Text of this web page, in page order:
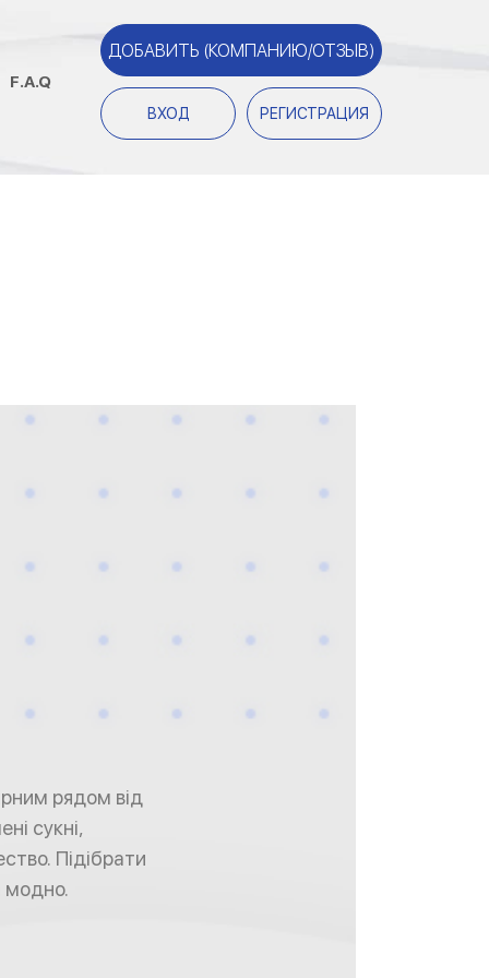
F.A.Q
ДОБАВИТЬ (КОМПАНИЮ/ОТЗЫВ)
ВХОД РЕГИСТРАЦИЯ
рядом від
сукні,
Підібрати
модно.